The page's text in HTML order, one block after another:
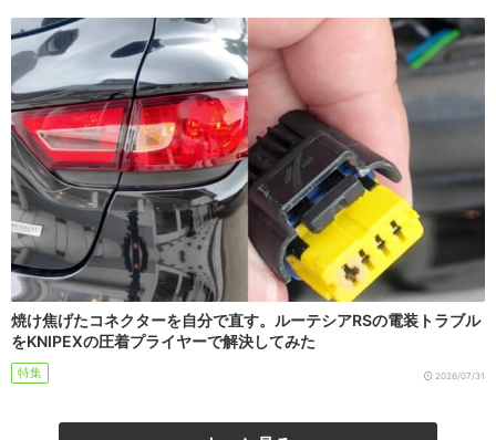
焼け焦げたコネクターを自分で直す。ルーテシアRSの電装トラブル
をKNIPEXの圧着プライヤーで解決してみた
特集 2026/07/31